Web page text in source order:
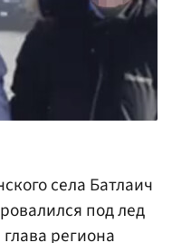
села Батлаич
под лед
региона